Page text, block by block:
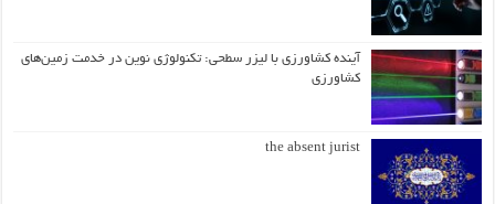
آینده کشاورزی با لیزر سطحی: تکنولوژی نوین در خدمت زمین‌های
کشاورزی
the absent jurist